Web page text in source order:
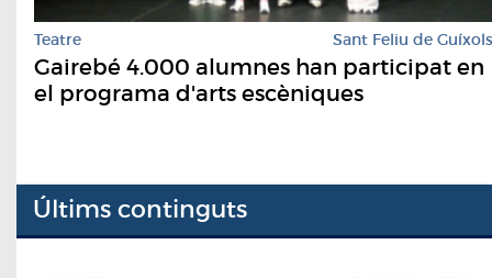
Teatre Sant Feliu de Guíxols
Gairebé 4.000 alumnes han participat en
el programa d'arts escèniques
Últims continguts